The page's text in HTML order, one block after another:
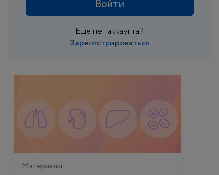
Войти
Еще нет аккаунта?
Зарегистрироваться
Материалы